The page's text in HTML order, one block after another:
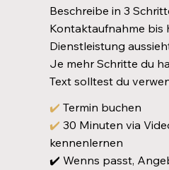
Beschreibe in 3
Kontaktaufnahme bis
Dienstleistung
Je mehr Schritte du
Text solltest du
✔️ Termin buchen
✔️ 30 Minuten via
kennenlernen
✔️ Wenns passt,